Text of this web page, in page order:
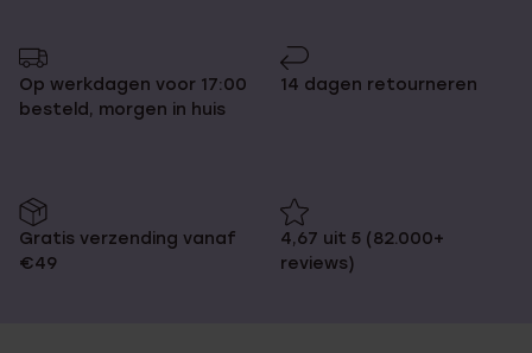
Op werkdagen voor 17:00
besteld, morgen in huis
14 dagen retourneren
Gratis verzending vanaf
€49
4,67 uit 5 (82.000+
reviews)